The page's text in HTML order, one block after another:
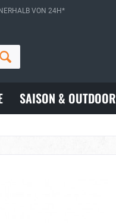
VON 24H*
SAISON & OUTDOOR